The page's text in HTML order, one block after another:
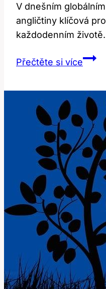
V dnešním
angličtiny klíčová
každodenním
Přečtěte si víceAttn: